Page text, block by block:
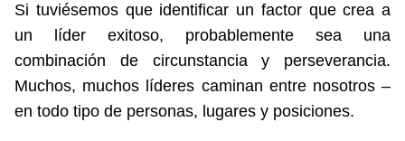
Si tuviésemos que identificar un factor que crea a
un líder exitoso, probablemente sea una
combinación de circunstancia y perseverancia.
Muchos, muchos líderes caminan entre nosotros –
en todo tipo de personas, lugares y posiciones.